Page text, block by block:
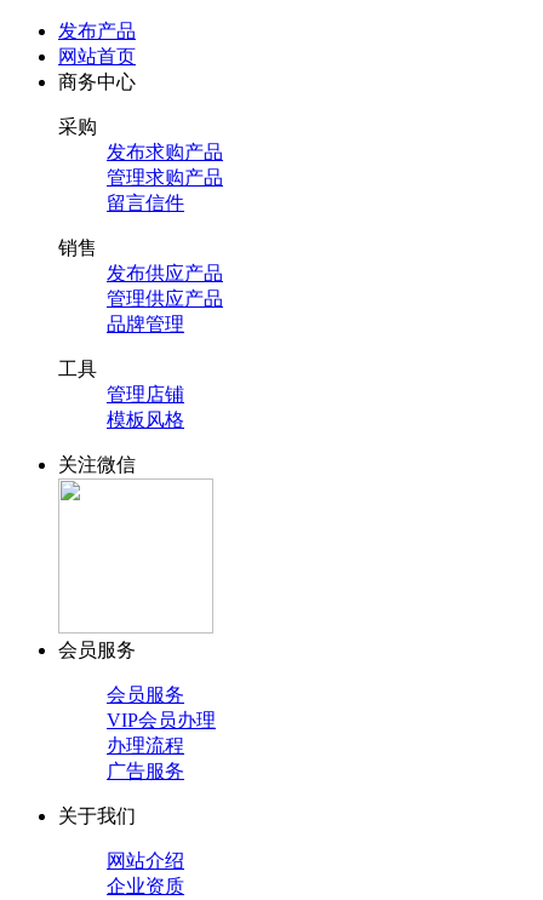
发布产品
网站首页
商务中心
采购
发布求购产品
管理求购产品
留言信件
销售
发布供应产品
管理供应产品
品牌管理
工具
管理店铺
模板风格
关注微信
会员服务
会员服务
VIP会员办理
办理流程
广告服务
关于我们
网站介绍
企业资质